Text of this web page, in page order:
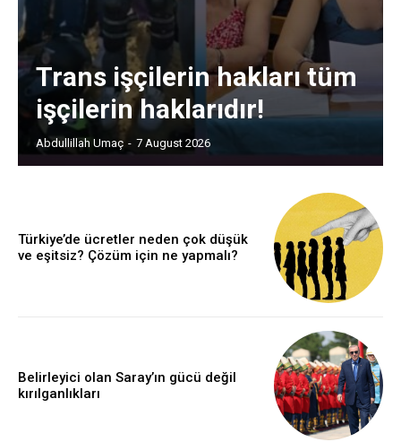
Trans işçilerin hakları tüm
işçilerin haklarıdır!
Abdullillah Umaç - 7 August 2026
Türkiye’de ücretler neden çok düşük
ve eşitsiz? Çözüm için ne yapmalı?
Belirleyici olan Saray’ın gücü değil
kırılganlıkları